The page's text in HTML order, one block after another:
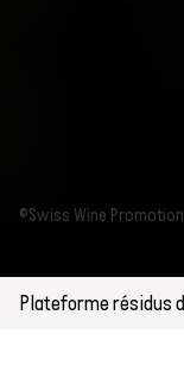
©Swiss Wine Promotion
Plateforme résidus